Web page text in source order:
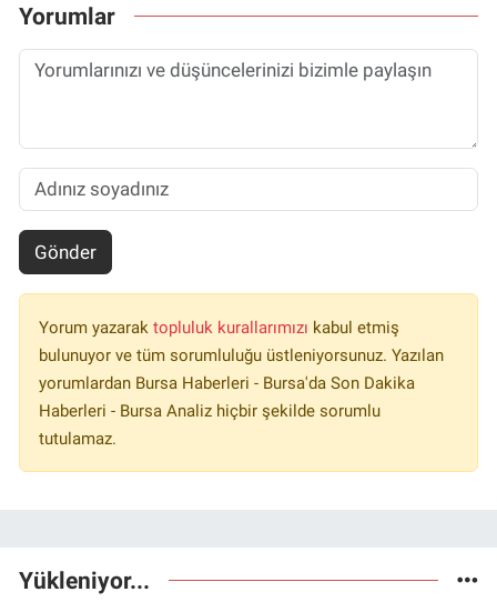
Yorumlar
Gönder
Yorum yazarak topluluk kurallarımızı kabul etmiş
bulunuyor ve tüm sorumluluğu üstleniyorsunuz. Yazılan
yorumlardan Bursa Haberleri - Bursa'da Son Dakika
Haberleri - Bursa Analiz hiçbir şekilde sorumlu
tutulamaz.
Yükleniyor...